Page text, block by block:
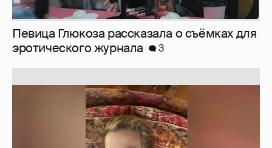
Певица Глюкоза рассказала о съёмках для
эротического журнала
3